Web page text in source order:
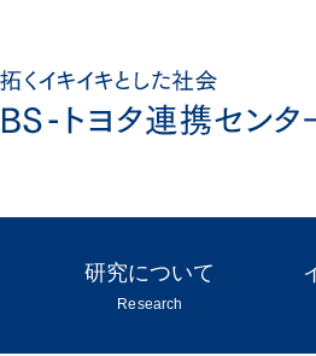
研究について
Research